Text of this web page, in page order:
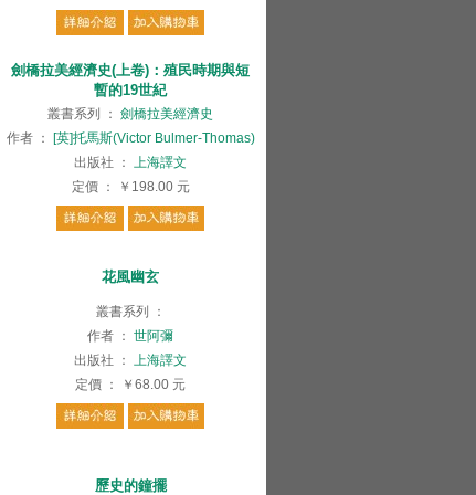
劍橋拉美經濟史(上卷)：殖民時期與短
暫的19世紀
叢書系列 ： 劍橋拉美經濟史
作者
：
[英]托馬斯(Victor Bulmer-Thomas)
出版社
： 上海譯文
定價
： ￥198.00 元
花風幽玄
叢書系列
：
作者 ： 世阿彌
出版社
： 上海譯文
定價 ： ￥68.00 元
歷史的鐘擺